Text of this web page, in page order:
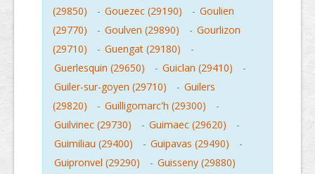
(29850)
- Gouezec (29190) - Goulien
(29770)
- Goulven (29890) - Gourlizon
(29710)
- Guengat (29180)
-
Guerlesquin (29650)
- Guiclan (29410)
-
Guiler-sur-goyen (29710)
- Guilers
(29820)
- Guilligomarc'h (29300)
-
Guilvinec (29730)
- Guimaec (29620)
-
Guimiliau (29400)
- Guipavas (29490)
-
Guipronvel (29290)
- Guisseny (29880)